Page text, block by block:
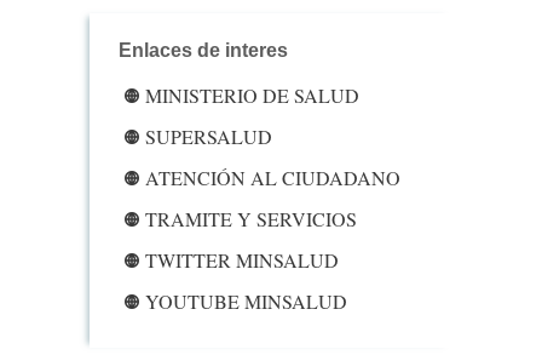
Enlaces de interes
MINISTERIO DE SALUD
SUPERSALUD
ATENCIÓN AL CIUDADANO
TRAMITE Y SERVICIOS
TWITTER MINSALUD
YOUTUBE MINSALUD